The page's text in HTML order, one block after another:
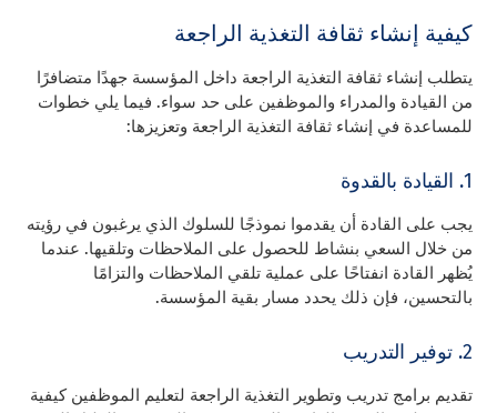
كيفية إنشاء ثقافة التغذية الراجعة
يتطلب إنشاء ثقافة التغذية الراجعة داخل المؤسسة جهدًا متضافرًا
من القيادة والمدراء والموظفين على حد سواء. فيما يلي خطوات
للمساعدة في إنشاء ثقافة التغذية الراجعة وتعزيزها:
1. القيادة بالقدوة
يجب على القادة أن يقدموا نموذجًا للسلوك الذي يرغبون في رؤيته
من خلال السعي بنشاط للحصول على الملاحظات وتلقيها. عندما
يُظهر القادة انفتاحًا على عملية تلقي الملاحظات والتزامًا
بالتحسين، فإن ذلك يحدد مسار بقية المؤسسة.
2. توفير التدريب
تقديم برامج تدريب وتطوير التغذية الراجعة لتعليم الموظفين كيفية